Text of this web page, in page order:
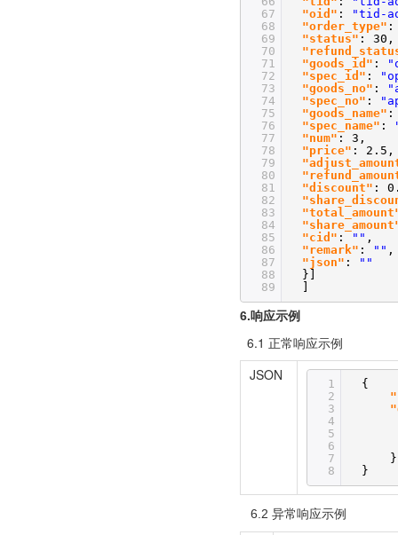
67
68
69
70
71
72
73
74
75
76
77
78
79
80
81
82
83
84
85
86
87
88
89
"oid" :
"tid-
"order_type" :
"status" : 30,
"goods_id" :
"spec_id" :
"goods_no" :
"spec_no" :
"goods_name"
"spec_name" :
"num" : 3,
"price" : 2.5,
"discount" :
"cid" : "" ,
"remark" : "" ,
"json" :
""
}]
6.响应示例
6.1 正常响应示例
JSON
1
2
3
4
5
6
7
8
{
}
}
6.2 异常响应示例